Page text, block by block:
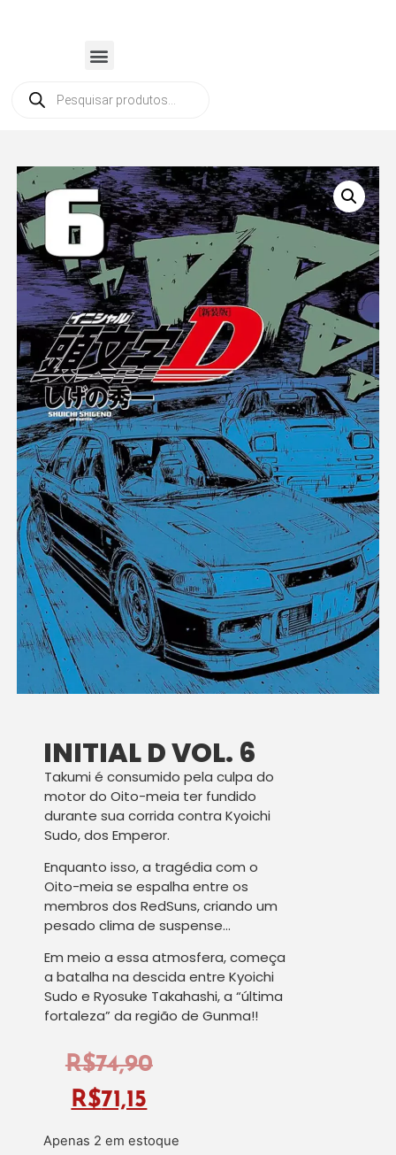
INITIAL D VOL. 6
Takumi é consumido pela culpa do
motor do Oito-meia ter fundido
durante sua corrida contra Kyoichi
Sudo, dos Emperor.
Enquanto isso, a tragédia com o
Oito-meia se espalha entre os
membros dos RedSuns, criando um
pesado clima de suspense…
Em meio a essa atmosfera, começa
a batalha na descida entre Kyoichi
Sudo e Ryosuke Takahashi, a “última
fortaleza” da região de Gunma!!
R$74,90
R$71,15
Apenas 2 em estoque